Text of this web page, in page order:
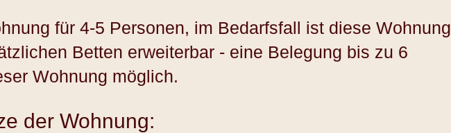
für 4-5 Personen, im Bedarfsfall ist diese Wohnung
Betten erweiterbar - eine Belegung bis zu 6
Wohnung möglich.
der Wohnung: